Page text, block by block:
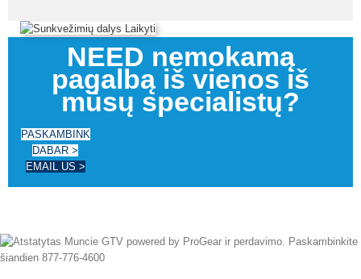
NEED nemokamą
pagalbą iš vienos iš
mūsų specialistų?
PASKAMBINK
DABAR >
EMAIL US >